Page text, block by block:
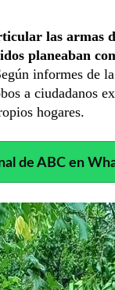
las armas
planeaban
informes de
a ciudadanos
hogares.
de ABC en